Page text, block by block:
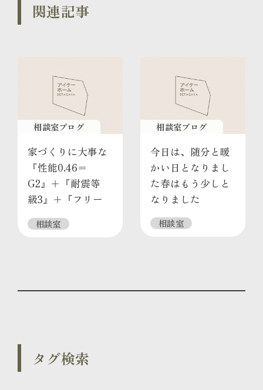
関連記事
相談室ブログ
家づくりに大事な
『性能0.46＝
G2』＋『耐震等
級3』＋『フリー
プラン』を一緒に
ご提案してます
相談室
相談室ブログ
今日は、随分と暖
かい日となりまし
た春はもう少しと
なりました
相談室
タグ検索